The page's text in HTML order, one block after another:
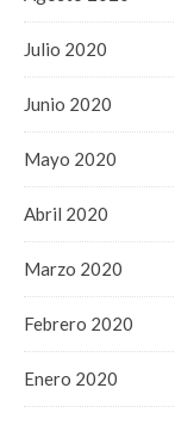
Julio 2020
Junio 2020
Mayo 2020
Abril 2020
Marzo 2020
Febrero 2020
Enero 2020